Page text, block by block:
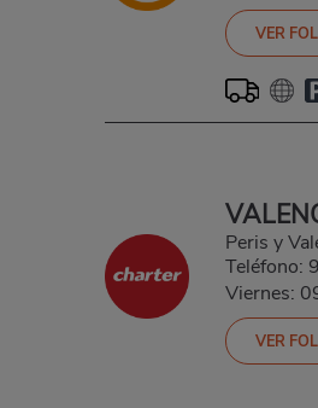
VER
Peris y
Teléfono:
Viernes:
VER